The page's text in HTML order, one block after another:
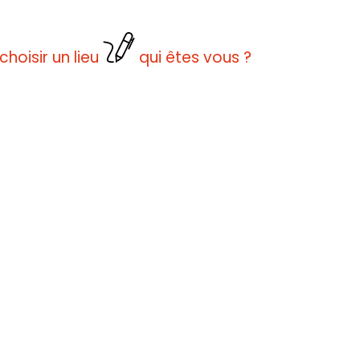
choisir un lieu qui êtes vous ?